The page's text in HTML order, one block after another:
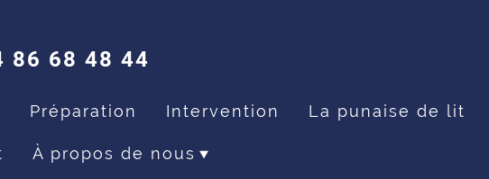
86 68 48 44
Préparation Intervention La punaise de lit
À propos de nous